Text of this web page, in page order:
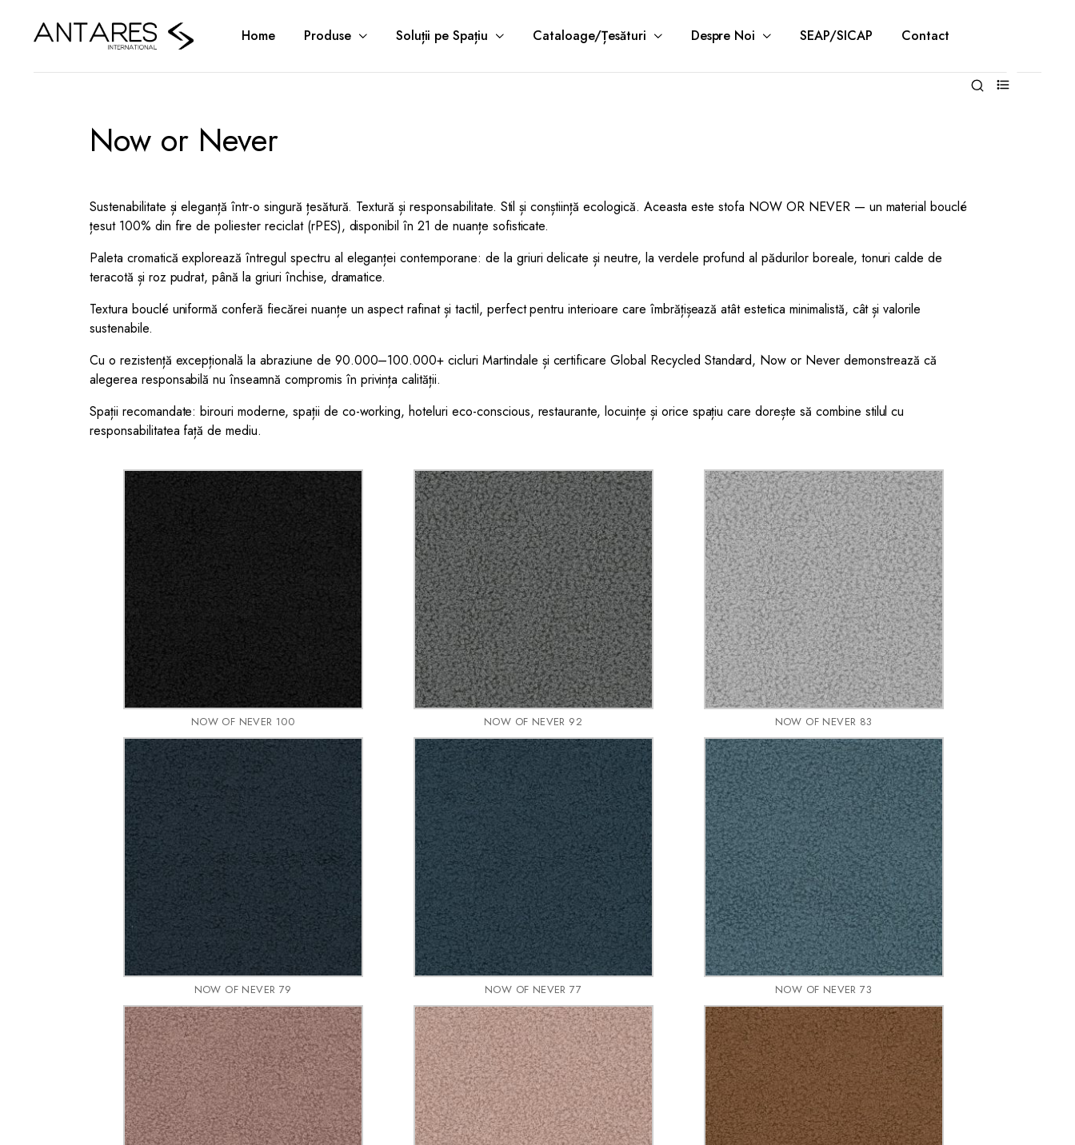
Home Produse Soluții pe Spațiu Cataloage/Țesături Despre Noi SEAP/SICAP Contact
Now or Never
Sustenabilitate și eleganță într-o singură țesătură. Textură și responsabilitate. Stil și conștiință ecologică. Aceasta este stofa NOW OR NEVER — un material bouclé
țesut 100% din fire de poliester reciclat (rPES), disponibil în 21 de nuanțe sofisticate.
Paleta cromatică explorează întregul spectru al eleganței contemporane: de la griuri delicate și neutre, la verdele profund al pădurilor boreale, tonuri calde de
teracotă și roz pudrat, până la griuri închise, dramatice.
Textura bouclé uniformă conferă fiecărei nuanțe un aspect rafinat și tactil, perfect pentru interioare care îmbrățișează atât estetica minimalistă, cât și valorile
sustenabile.
Cu o rezistență excepțională la abraziune de 90.000–100.000+ cicluri Martindale și certificare Global Recycled Standard, Now or Never demonstrează că
alegerea responsabilă nu înseamnă compromis în privința calității.
Spații recomandate: birouri moderne, spații de co-working, hoteluri eco-conscious, restaurante, locuințe și orice spațiu care dorește să combine stilul cu
responsabilitatea față de mediu.
NOW OF NEVER 100 NOW OF NEVER 92 NOW OF NEVER 83
NOW OF NEVER 79 NOW OF NEVER 77 NOW OF NEVER 73